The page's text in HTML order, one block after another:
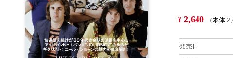
¥ 2,640 （本体
発売日